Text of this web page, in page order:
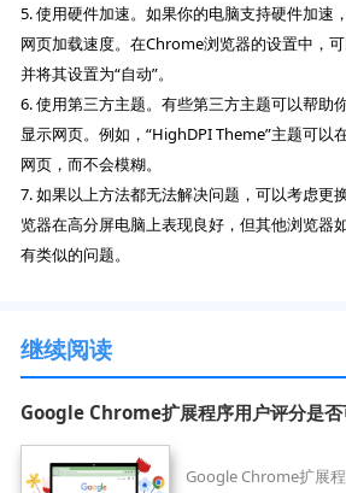
5. 使用硬件加速。如果你的电脑支持硬件加速
网页加载速度。在Chrome浏览器的设置中，可
并将其设置为“自动”。
6. 使用第三方主题。有些第三方主题可以帮助
显示网页。例如，“HighDPI Theme”主题可以
网页，而不会模糊。
7. 如果以上方法都无法解决问题，可以考虑更
览器在高分屏电脑上表现良好，但其他浏览器
有类似的问题。
继续阅读
Google Chrome扩展程序用户评分是否
Google Chrome扩展